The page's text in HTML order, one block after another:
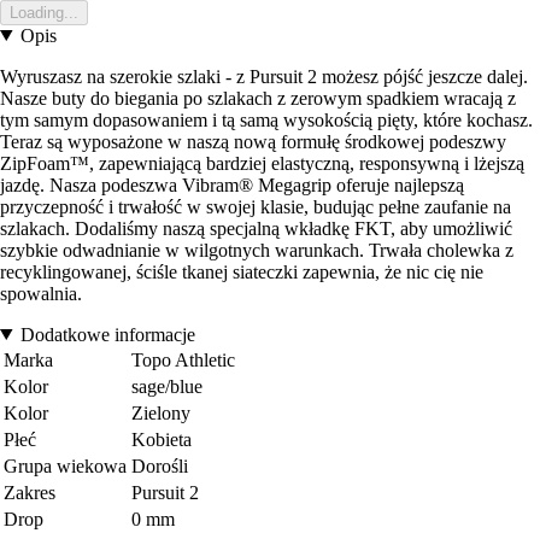
Loading...
Opis
Wyruszasz na szerokie szlaki - z Pursuit 2 możesz pójść jeszcze dalej.
Nasze buty do biegania po szlakach z zerowym spadkiem wracają z
tym samym dopasowaniem i tą samą wysokością pięty, które kochasz.
Teraz są wyposażone w naszą nową formułę środkowej podeszwy
ZipFoam™, zapewniającą bardziej elastyczną, responsywną i lżejszą
jazdę. Nasza podeszwa Vibram® Megagrip oferuje najlepszą
przyczepność i trwałość w swojej klasie, budując pełne zaufanie na
szlakach. Dodaliśmy naszą specjalną wkładkę FKT, aby umożliwić
szybkie odwadnianie w wilgotnych warunkach. Trwała cholewka z
recyklingowanej, ściśle tkanej siateczki zapewnia, że nic cię nie
spowalnia.
Dodatkowe informacje
Marka
Topo Athletic
Kolor
sage/blue
Kolor
Zielony
Płeć
Kobieta
Grupa wiekowa Dorośli
Zakres
Pursuit 2
Drop
0 mm